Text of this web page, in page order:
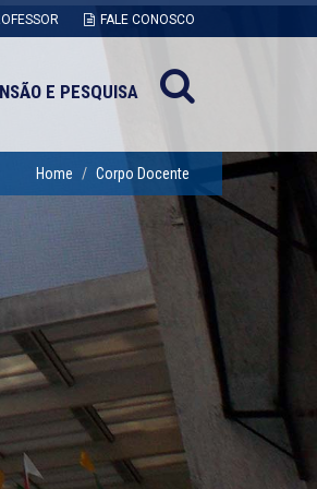
FALE CONOSCO
E PESQUISA
Home Corpo Docente